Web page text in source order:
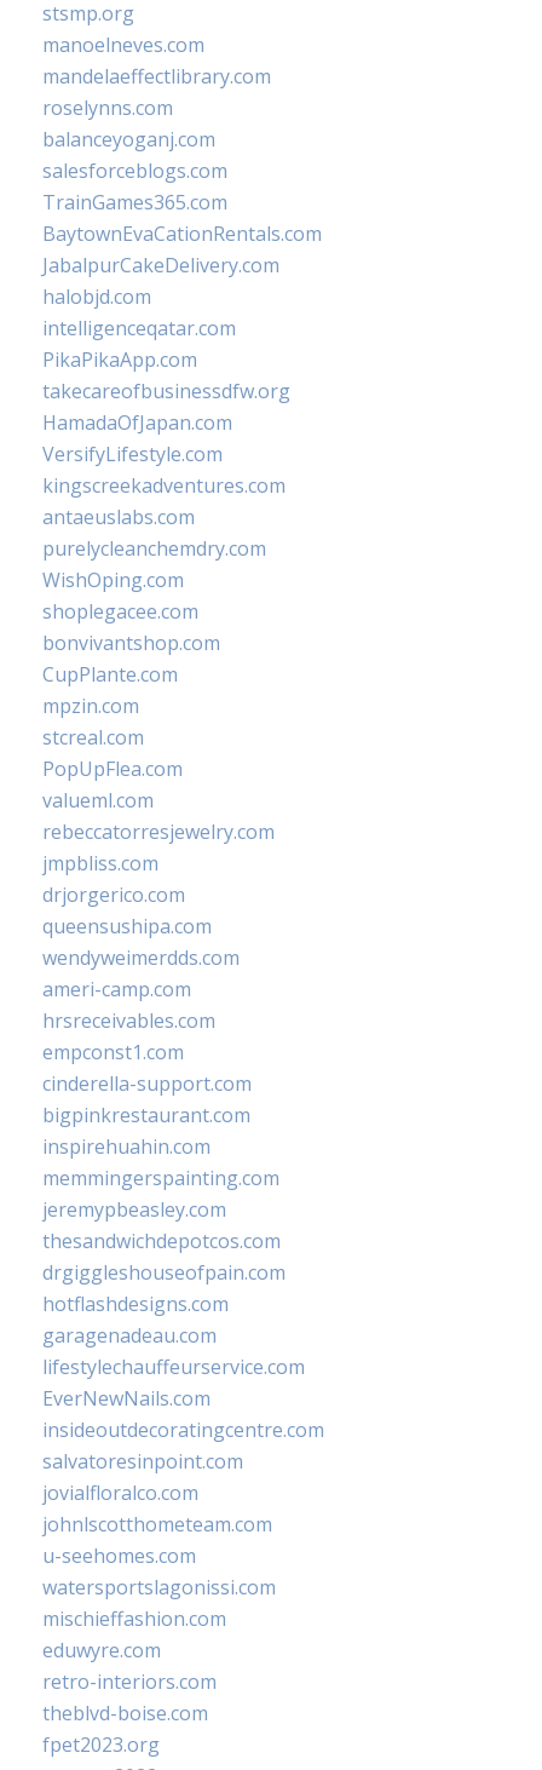
stsmp.org
manoelneves.com
mandelaeffectlibrary.com
roselynns.com
balanceyoganj.com
salesforceblogs.com
TrainGames365.com
BaytownEvaCationRentals.com
JabalpurCakeDelivery.com
halobjd.com
intelligenceqatar.com
PikaPikaApp.com
takecareofbusinessdfw.org
HamadaOfJapan.com
VersifyLifestyle.com
kingscreekadventures.com
antaeuslabs.com
purelycleanchemdry.com
WishOping.com
shoplegacee.com
bonvivantshop.com
CupPlante.com
mpzin.com
stcreal.com
PopUpFlea.com
valueml.com
rebeccatorresjewelry.com
jmpbliss.com
drjorgerico.com
queensushipa.com
wendyweimerdds.com
ameri-camp.com
hrsreceivables.com
empconst1.com
cinderella-support.com
bigpinkrestaurant.com
inspirehuahin.com
memmingerspainting.com
jeremypbeasley.com
thesandwichdepotcos.com
drgiggleshouseofpain.com
hotflashdesigns.com
garagenadeau.com
lifestylechauffeurservice.com
EverNewNails.com
insideoutdecoratingcentre.com
salvatoresinpoint.com
jovialfloralco.com
johnlscotthometeam.com
u-seehomes.com
watersportslagonissi.com
mischieffashion.com
eduwyre.com
retro-interiors.com
theblvd-boise.com
fpet2023.org